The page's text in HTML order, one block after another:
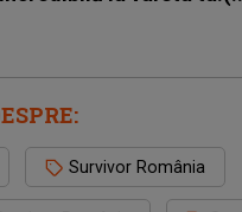
Survivor România